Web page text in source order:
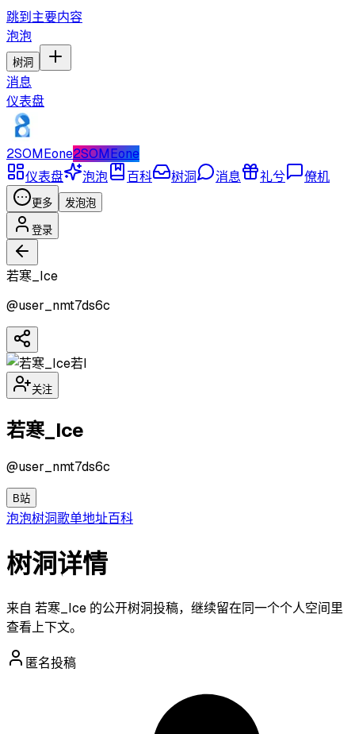
跳到主要内容
泡泡
树洞
消息
仪表盘
2SOMEone2SOMEone
仪表盘
泡泡 百科 树洞 消息 礼兮 僚机
更多 发泡泡
登录
若寒_Ice
@user_nmt7ds6c
若I
关注
若寒_Ice
@user_nmt7ds6c
B站
泡泡树洞歌单地址百科
树洞详情
来自 若寒_Ice 的公开树洞投稿，继续留在同一个个人空间里
查看上下文。
匿名投稿